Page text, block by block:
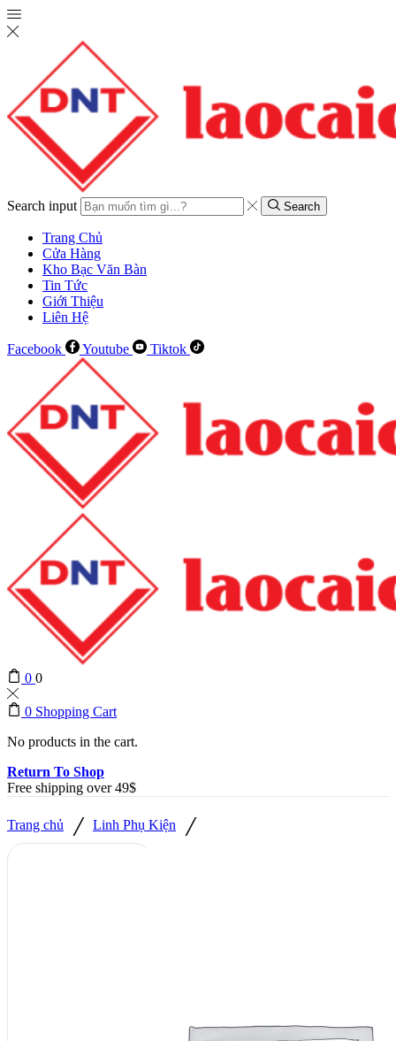
Search input Search
Trang Chủ
Cửa Hàng
Kho Bạc Văn Bàn
Tin Tức
Giới Thiệu
Liên Hệ
Facebook Youtube Tiktok
0 0
0 Shopping Cart
No products in the cart.
Return To Shop
Free shipping over 49$
Trang chủ / Linh Phụ Kiện /